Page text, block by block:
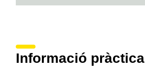
Informació pràctica